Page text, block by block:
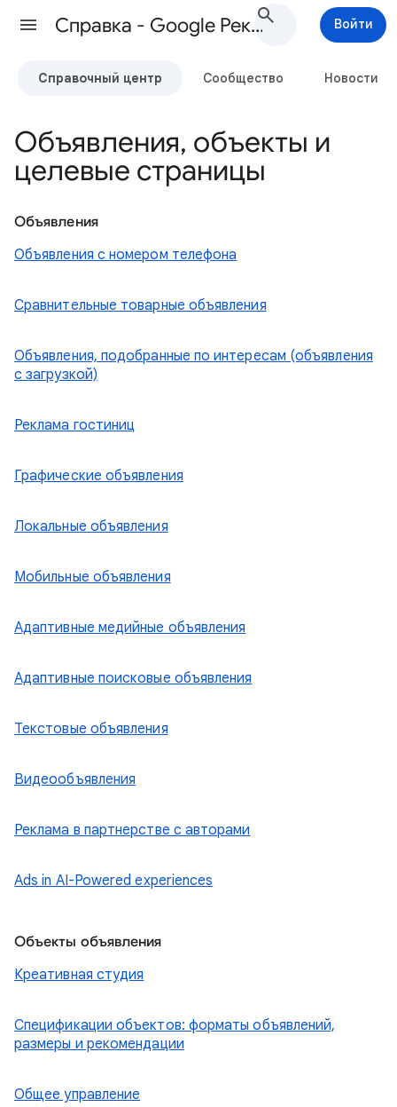
Cправка - Google Реклама Войти
Справочный центр Сообщество Новости
Объявления, объекты и
целевые страницы
Объявления
Объявления с номером телефона
Сравнительные товарные объявления
Объявления, подобранные по интересам (объявления
с загрузкой)
Реклама гостиниц
Графические объявления
Локальные объявления
Мобильные объявления
Адаптивные медийные объявления
Адаптивные поисковые объявления
Текстовые объявления
Видеообъявления
Реклама в партнерстве с авторами
Ads in AI-Powered experiences
Объекты объявления
Креативная студия
Спецификации объектов: форматы объявлений,
размеры и рекомендации
Общее управление